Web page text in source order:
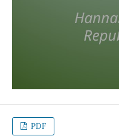
PDF